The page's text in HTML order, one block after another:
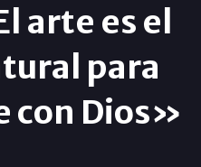
arte es el
para
con Dios»